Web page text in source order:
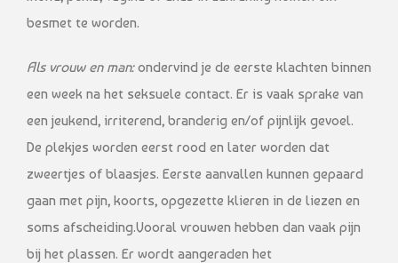
besmet te worden.
Als vrouw en man:ondervind je de eerste klachten binnen
een week na het seksuele contact. Er is vaak sprake van
een jeukend, irriterend, branderig en/of pijnlijk gevoel.
De plekjes worden eerst rood en later worden dat
zweertjes of blaasjes. Eerste aanvallen kunnen gepaard
gaan met pijn, koorts, opgezette klieren in de liezen en
soms afscheiding.Vooral vrouwen hebben dan vaak pijn
bij het plassen. Er wordt aangeraden het